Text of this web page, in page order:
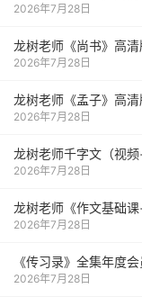
2026年7月28日
龙树老师《尚书》高清
2026年7月28日
龙树老师《孟子》高清
2026年7月28日
龙树老师千字文（视
2026年7月28日
龙树老师《作文基础
2026年7月28日
《传习录》全集年度会
2026年7月28日